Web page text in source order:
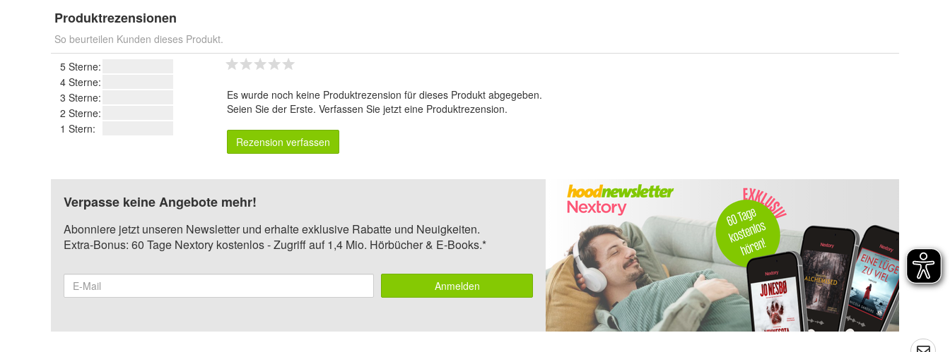
Produktrezensionen
So beurteilen Kunden dieses Produkt.
5 Sterne:
4 Sterne:
3 Sterne:
2 Sterne:
1 Stern:
Es wurde noch keine Produktrezension für dieses Produkt abgegeben.
Seien Sie der Erste. Verfassen Sie jetzt eine Produktrezension.
Rezension verfassen
Verpasse keine Angebote mehr!
Abonniere jetzt unseren Newsletter und erhalte exklusive Rabatte und Neuigkeiten.
Extra-Bonus: 60 Tage Nextory kostenlos - Zugriff auf 1,4 Mio. Hörbücher & E-Books.*
Anmelden